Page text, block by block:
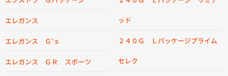
エレガンス
エレガンス Ｇ’ｓ
エレガンス ＧＲ スポーツ
ッド
２４０Ｇ Ｌパッケージプライム
セレク